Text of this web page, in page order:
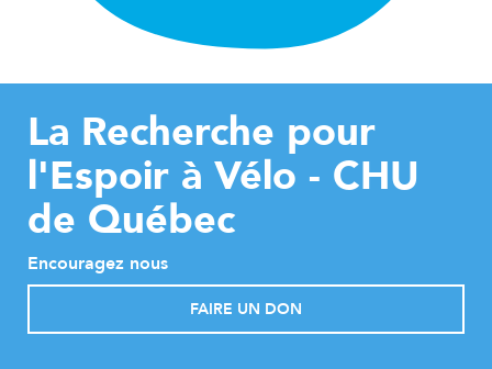
La Recherche pour
l'Espoir à Vélo - CHU
de Québec
Encouragez nous
FAIRE UN DON